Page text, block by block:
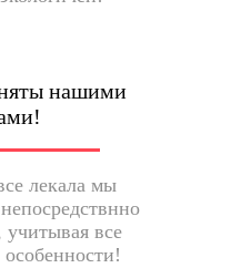
нашими
лекала мы
учитывая все